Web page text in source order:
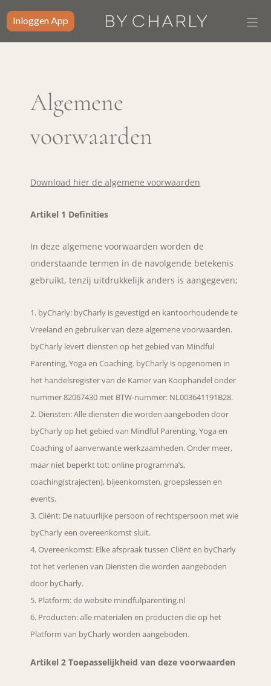
Inloggen App
Algemene
voorwaarden
Download hier de algemene voorwaarden
Artikel 1 Definities
In deze algemene voorwaarden worden de
onderstaande termen in de navolgende betekenis
gebruikt, tenzij uitdrukkelijk anders is aangegeven;
byCharly: byCharly is gevestigd en kantoorhoudende te
Vreeland en gebruiker van deze algemene voorwaarden.
byCharly levert diensten op het gebied van Mindful
Parenting, Yoga en Coaching. byCharly is opgenomen in
het handelsregister van de Kamer van Koophandel onder
nummer 82067430 met BTW-nummer: NL003641191B28.
Diensten: Alle diensten die worden aangeboden door
byCharly op het gebied van Mindful Parenting, Yoga en
Coaching of aanverwante werkzaamheden. Onder meer,
maar niet beperkt tot: online programma’s,
coaching(strajecten), bijeenkomsten, groepslessen en
events.
Cliënt: De natuurlijke persoon of rechtspersoon met wie
byCharly een overeenkomst sluit.
Overeenkomst: Elke afspraak tussen Cliënt en byCharly
tot het verlenen van Diensten die worden aangeboden
door byCharly.
Platform: de website mindfulparenting.nl
Producten: alle materialen en producten die op het
Platform van byCharly worden aangeboden.
Artikel 2 Toepasselijkheid van deze voorwaarden